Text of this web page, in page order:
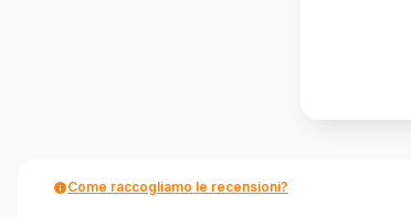
Come raccogliamo le recensioni?